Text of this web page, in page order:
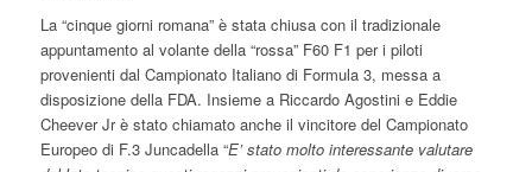
La “cinque giorni romana” è stata chiusa con il tradizionale
appuntamento al volante della “rossa” F60 F1 per i piloti
provenienti dal Campionato Italiano di Formula 3, messa a
disposizione della FDA. Insieme a Riccardo Agostini e Eddie
Cheever Jr è stato chiamato anche il vincitore del Campionato
Europeo di F.3 Juncadella “E’ stato molto interessante valutare